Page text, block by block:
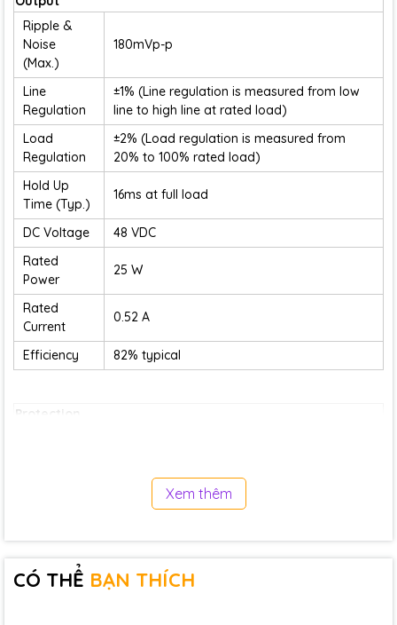
Ripple &
Noise
(Max.)
180mVp-p
Line
Regulation
±1% (Line regulation is measured from low
line to high line at rated load)
Load
Regulation
±2% (Load regulation is measured from
20% to 100% rated load)
Hold Up
Time (Typ.)
16ms at full load
DC Voltage
48 VDC
Rated
Power
25 W
Rated
Current
0.52 A
Efficiency 82% typical
Protection
Xem thêm
CÓ THỂ BẠN THÍCH